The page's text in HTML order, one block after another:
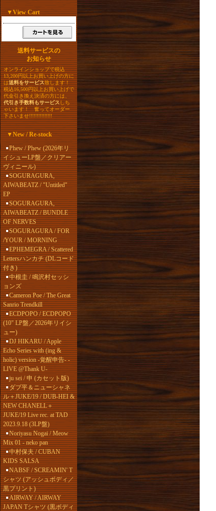
▼View Cart
送料サービスの
お知らせ
オンラインショップで税込
13,200円以上お買い上げの方に
は送料をサービス致します！
税込16,500円以上お買い上げで
代金引き換え決済の方には、
代引き手数料もサービスしち
ゃいます！ 奮ってオーダー
下さいませ!!!!!!!!!!!!!!!
▼New / Re-stock
Phew / Phew (2026年リ
イシューLP盤／クリアー
ヴィニール)
SOGURAGURA,
AIWABEATZ / "Untitled"
EP
SOGURAGURA,
AIWABEATZ / BUNDLE
OF NERVES
SOGURAGURA / FOR
/YOUR / MORNING
EPHEMEGRA / Scattered
Lettersハンカチ (DLコード
付き)
中根圭 / 鳴沢村セッシ
ョンズ
Cameron Poe / The Great
Sanrio Trendkill
ECDPOPO / ECDPOPO
(10" LP盤／2026年リイシ
ュー)
DJ HIKARU / Apple
Echo Series with (ing &
holic) version -覚醒申告- -
LIVE @Thank U-
ju sei / 申 (カセット版)
ダブ平＆ニューシャネ
ル＋JUKE/19 / DUB-HEI &
NEW CHANELL＋
JUKE/19 Live rec. at TAD
2023.9.18 (3LP盤)
Noriyasu Nogai / Meow
Mix 01 - neko pan
中村保夫 / CUBAN
KIDS SALSA
NABSF / SCREAMIN' T
シャツ (アッシュボディ／
黒プリント)
AIRWAY / AIRWAY
JAPAN Tシャツ (黒ボディ